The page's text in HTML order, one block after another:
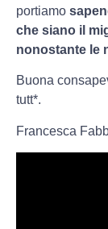
portiamo
che siano il
nonostante le
Buona
tutt*.
Francesca